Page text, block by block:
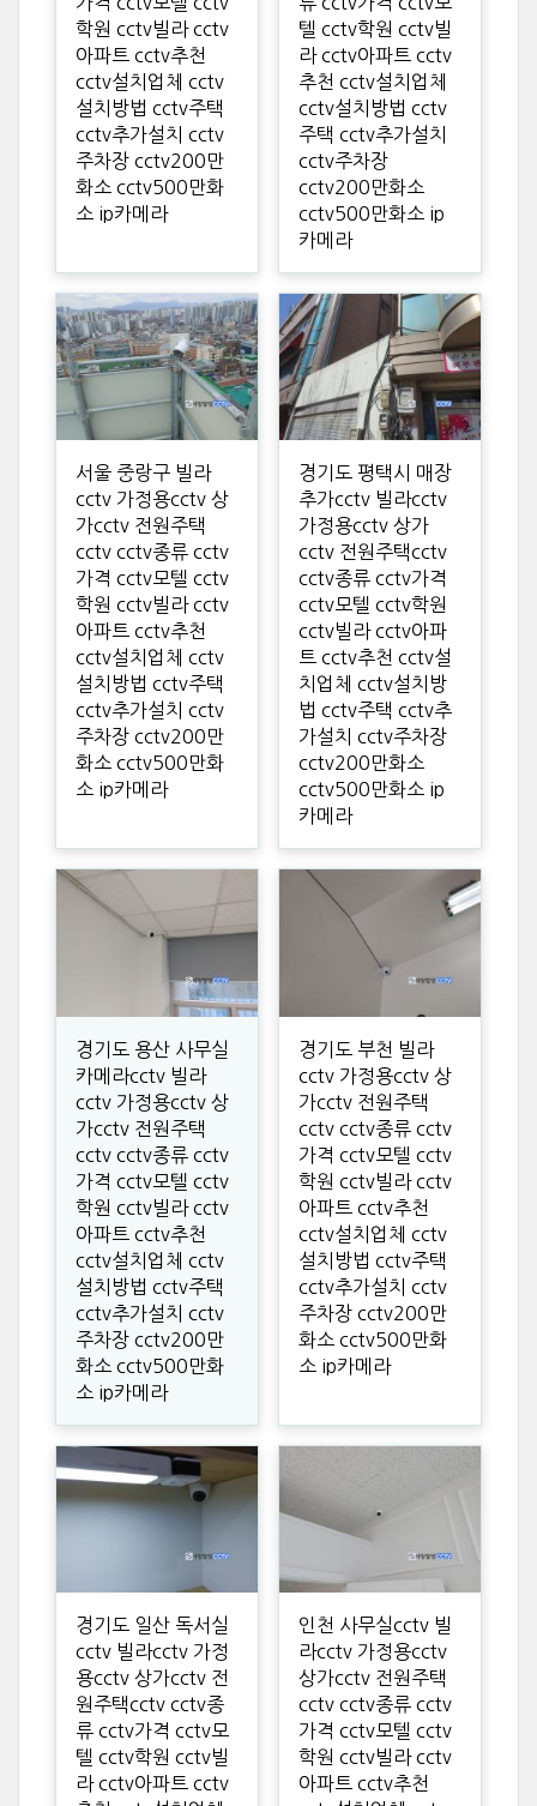
학원 cctv빌라 cctv
아파트 cctv추천
cctv설치업체 cctv
설치방법 cctv주택
cctv추가설치 cctv
주차장 cctv200만
화소 cctv500만화
소 ip카메라
텔 cctv학원 cctv빌
라 cctv아파트 cctv
추천 cctv설치업체
cctv설치방법 cctv
주택 cctv추가설치
cctv주차장
cctv200만화소
cctv500만화소 ip
카메라
서울 중랑구 빌라
cctv 가정용cctv 상
가cctv 전원주택
cctv cctv종류 cctv
가격 cctv모텔 cctv
학원 cctv빌라 cctv
아파트 cctv추천
cctv설치업체 cctv
설치방법 cctv주택
cctv추가설치 cctv
주차장 cctv200만
화소 cctv500만화
소 ip카메라
경기도 평택시 매장
추가cctv 빌라cctv
가정용cctv 상가
cctv 전원주택cctv
cctv종류 cctv가격
cctv모텔 cctv학원
cctv빌라 cctv아파
트 cctv추천 cctv설
치업체 cctv설치방
법 cctv주택 cctv추
가설치 cctv주차장
cctv200만화소
cctv500만화소 ip
카메라
경기도 용산 사무실
카메라cctv 빌라
cctv 가정용cctv 상
가cctv 전원주택
cctv cctv종류 cctv
가격 cctv모텔 cctv
학원 cctv빌라 cctv
아파트 cctv추천
cctv설치업체 cctv
설치방법 cctv주택
cctv추가설치 cctv
주차장 cctv200만
화소 cctv500만화
소 ip카메라
경기도 부천 빌라
cctv 가정용cctv 상
가cctv 전원주택
cctv cctv종류 cctv
가격 cctv모텔 cctv
학원 cctv빌라 cctv
아파트 cctv추천
cctv설치업체 cctv
설치방법 cctv주택
cctv추가설치 cctv
주차장 cctv200만
화소 cctv500만화
소 ip카메라
경기도 일산 독서실
cctv 빌라cctv 가정
용cctv 상가cctv 전
원주택cctv cctv종
류 cctv가격 cctv모
텔 cctv학원 cctv빌
라 cctv아파트 cctv
인천 사무실cctv 빌
라cctv 가정용cctv
상가cctv 전원주택
cctv cctv종류 cctv
가격 cctv모텔 cctv
학원 cctv빌라 cctv
아파트 cctv추천